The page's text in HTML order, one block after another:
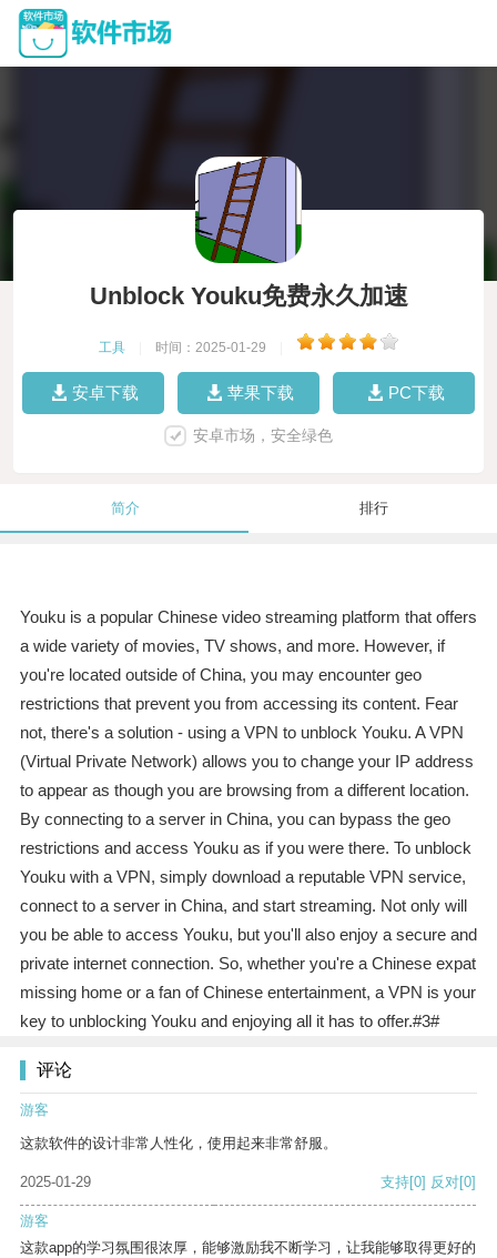
Unblock Youku免费永久加速
工具 时间：2025-01-29
安卓下载 苹果下载 PC下载
安卓市场，安全绿色
简介 排行
Youku is a popular Chinese video streaming platform that offers
a wide variety of movies, TV shows, and more. However, if
you're located outside of China, you may encounter geo
restrictions that prevent you from accessing its content. Fear
not, there's a solution - using a VPN to unblock Youku. A VPN
(Virtual Private Network) allows you to change your IP address
to appear as though you are browsing from a different location.
By connecting to a server in China, you can bypass the geo
restrictions and access Youku as if you were there. To unblock
Youku with a VPN, simply download a reputable VPN service,
connect to a server in China, and start streaming. Not only will
you be able to access Youku, but you'll also enjoy a secure and
private internet connection. So, whether you're a Chinese expat
missing home or a fan of Chinese entertainment, a VPN is your
key to unblocking Youku and enjoying all it has to offer.#3#
评论
游客
这款软件的设计非常人性化，使用起来非常舒服。
2025-01-29 支持[0] 反对[0]
游客
这款app的学习氛围很浓厚，能够激励我不断学习，让我能够取得更好的